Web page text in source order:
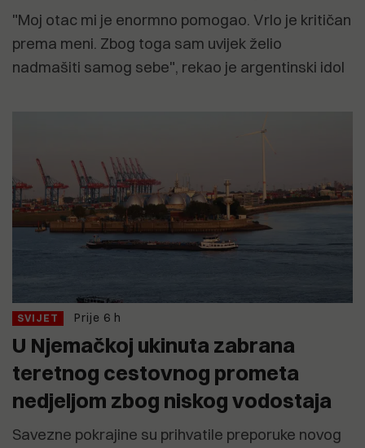
"Moj otac mi je enormno pomogao. Vrlo je kritičan
prema meni. Zbog toga sam uvijek želio
nadmašiti samog sebe", rekao je argentinski idol
SVIJET Prije 6 h
U Njemačkoj ukinuta zabrana
teretnog cestovnog prometa
nedjeljom zbog niskog vodostaja
Savezne pokrajine su prihvatile preporuke novog